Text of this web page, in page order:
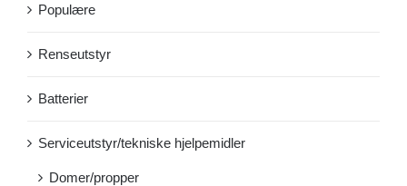
Populære
Renseutstyr
Batterier
Serviceutstyr/tekniske hjelpemidler
Domer/propper